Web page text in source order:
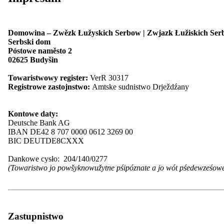
Stawizny
Župy a cłonkojske towaristwa
Kontakt
Start
Zarědowanja
Wupisanje źěłowych městnow
Casnikaŕstwo
Domowina
Stawizny
Program
Pśeglěd: Cłonkojstwo
Domowina – Zwězk Łužyskich Serbow | Zwjazk Łužiskich
Serbski dom
Póstowe naměsto 2
02625 Budyšin
Towaristwowy register: VerR 30317
Registrowe zastojnstwo: Amtske sudnistwo Drježdźany
Kontowe daty:
Deutsche Bank AG
IBAN DE42 8 707 0000 0612 3269 00
BIC DEUTDE8CXXX
Dankowe cysło: 204/140/0277
(Towaristwo jo powšyknowužytne pśipóznate a jo wót
Zastupnistwo